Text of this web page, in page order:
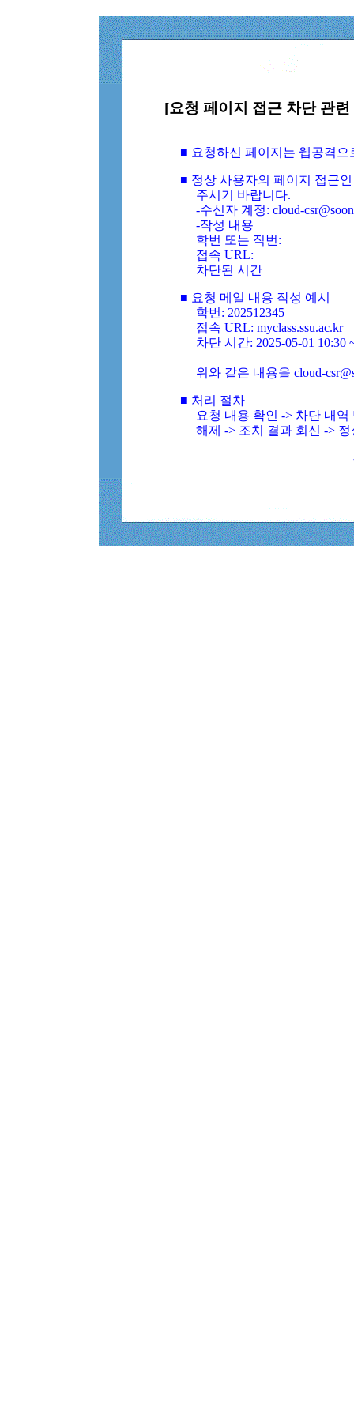
[요청 페이지 접근 차단 관
■ 요청하신 페이지는 웹공격
■ 정상 사용자의 페이지 접근
주시기 바랍니다.
-수신자 계정: cloud-
-작성 내용
학번 또는 직번:
접속 URL:
차단된 시간
■ 요청 메일 내용 작성 예시
학번: 202512345
접속 URL: myclass.ssu.ac.kr
차단 시간: 2025-05-01 10:30
위와 같은 내용을 cloud-
■ 처리 절차
요청 내용 확인 -> 차단 내
해제 -> 조치 결과 회신 ->